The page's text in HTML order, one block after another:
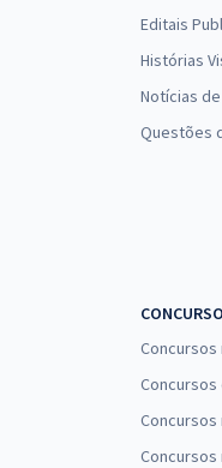
Editais
Histórias
Notícias
Questões
Concursos
Concursos
Concursos